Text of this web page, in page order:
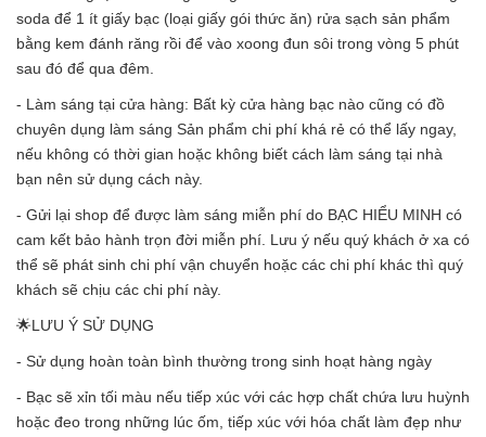
soda để 1 ít giấy bạc (loại giấy gói thức ăn) rửa sạch sản phẩm
bằng kem đánh răng rồi để vào xoong đun sôi trong vòng 5 phút
sau đó để qua đêm.
- Làm sáng tại cửa hàng: Bất kỳ cửa hàng bạc nào cũng có đồ
chuyên dụng làm sáng Sản phẩm chi phí khá rẻ có thể lấy ngay,
nếu không có thời gian hoặc không biết cách làm sáng tại nhà
bạn nên sử dụng cách này.
- Gửi lại shop để được làm sáng miễn phí do BẠC HIỂU MINH có
cam kết bảo hành trọn đời miễn phí. Lưu ý nếu quý khách ở xa có
thể sẽ phát sinh chi phí vận chuyển hoặc các chi phí khác thì quý
khách sẽ chịu các chi phí này.
🌟LƯU Ý SỬ DỤNG
- Sử dụng hoàn toàn bình thường trong sinh hoạt hàng ngày
- Bạc sẽ xỉn tối màu nếu tiếp xúc với các hợp chất chứa lưu huỳnh
hoặc đeo trong những lúc ốm, tiếp xúc với hóa chất làm đẹp như